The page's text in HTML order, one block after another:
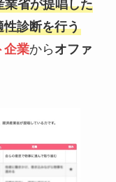
業省が提唱した
性診断を行う
企業から オファ